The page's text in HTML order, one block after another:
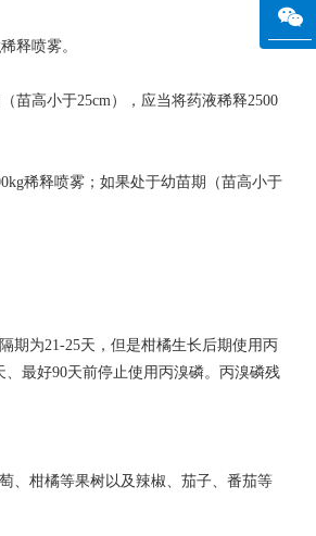
释喷雾。
苗高小于25cm），应当将药液稀释2500
稀释喷雾；如果处于幼苗期（苗高小于
期为21-25天，但是柑橘生长后期使用丙
最好90天前停止使用丙溴磷。丙溴磷残
、柑橘等果树以及辣椒、茄子、番茄等